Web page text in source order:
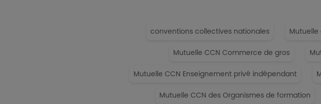
conventions collectives nationales Mutuelle
Mutuelle CCN Commerce de gros
Mutuelle CCN Enseignement privé indépendant
Mutuelle CCN des Organismes de formation